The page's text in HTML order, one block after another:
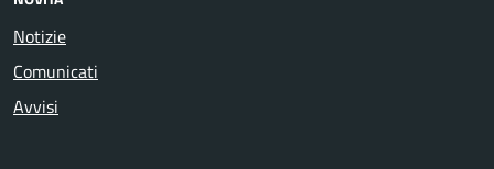
Notizie
Comunicati
Avvisi